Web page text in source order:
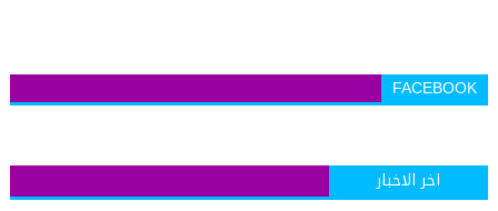
FACEBOOK
اخر الاخبار